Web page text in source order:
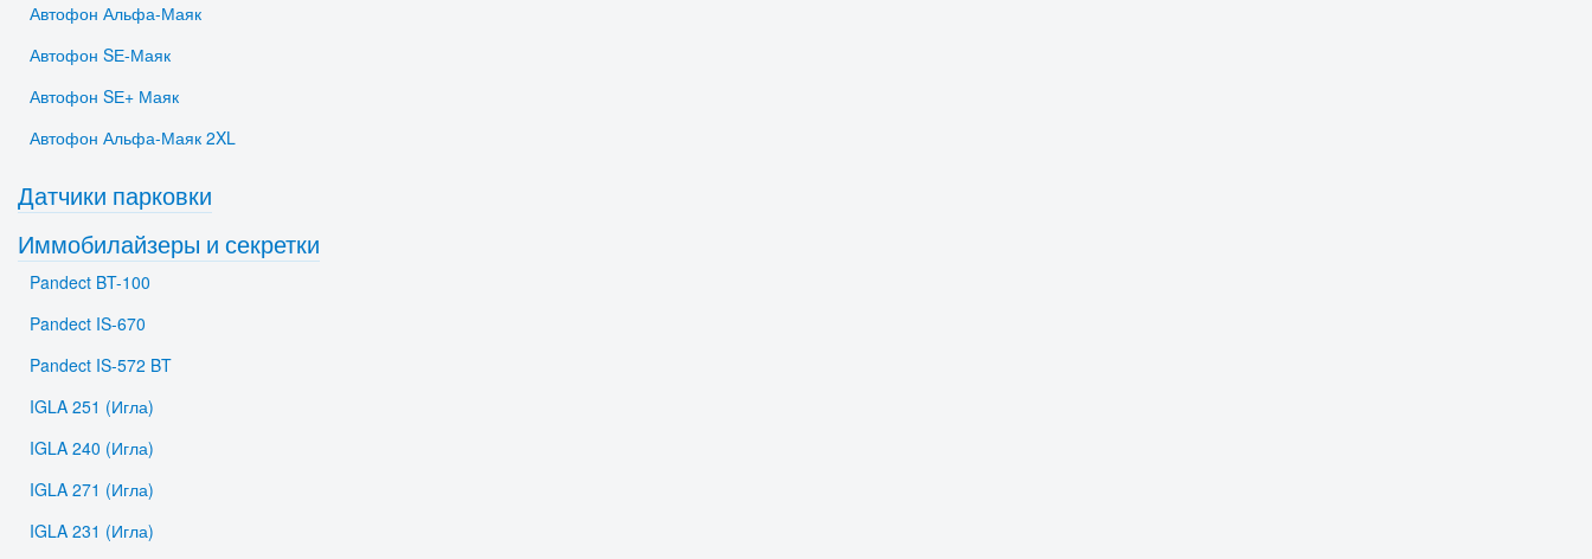
Автофон Альфа-Маяк
Автофон SЕ-Маяк
Автофон SЕ+ Маяк
Автофон Альфа-Маяк 2XL
Датчики парковки
Иммобилайзеры и секретки
Pandect BT-100
Pandect IS-670
Pandect IS-572 BT
IGLA 251 (Игла)
IGLA 240 (Игла)
IGLA 271 (Игла)
IGLA 231 (Игла)